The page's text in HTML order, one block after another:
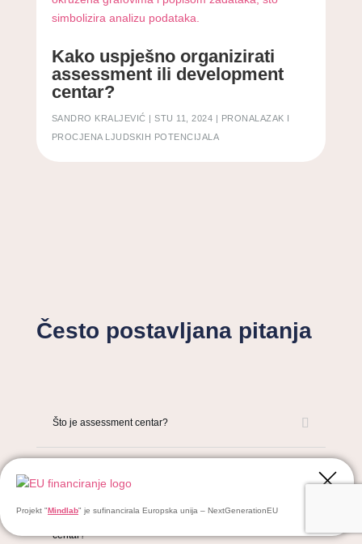
Kako uspješno organizirati
assessment ili development
centar?
SANDRO KRALJEVIĆ | STU 11, 2024 | PRONALAZAK I
PROCJENA LJUDSKIH POTENCIJALA
Često postavljana pitanja
Što je assessment centar?
centar?
Projekt "Mindlab" je sufinancirala Europska unija – NextGenerationEU